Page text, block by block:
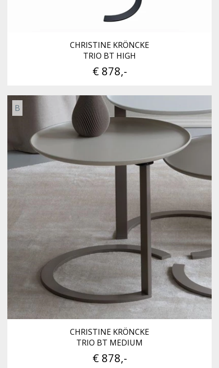
CHRISTINE KRÖNCKE
TRIO BT HIGH
€ 878,-
B
CHRISTINE KRÖNCKE
TRIO BT MEDIUM
€ 878,-